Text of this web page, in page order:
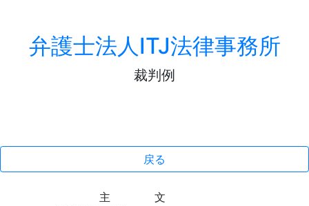
弁護士法人ITJ法律事務所
裁判例
戻る
主 文